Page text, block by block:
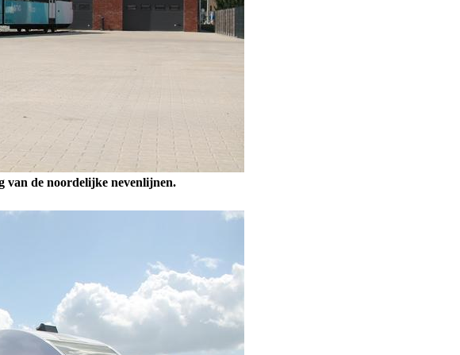
van de noordelijke nevenlijnen.